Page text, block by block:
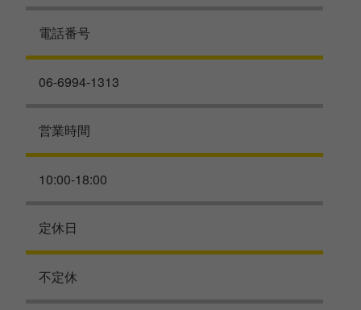
電話番号
06-6994-1313
営業時間
10:00-18:00
定休日
不定休